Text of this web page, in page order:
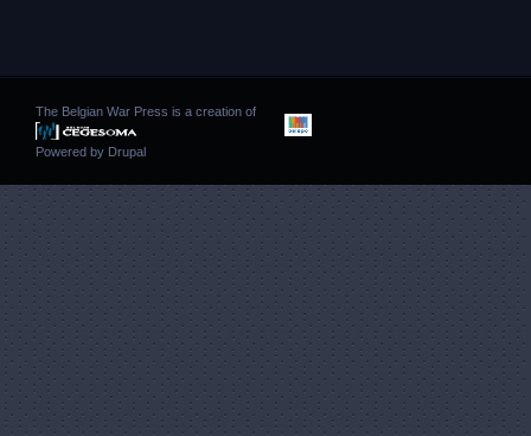
The Belgian War Press is a creation of
Powered by Drupal